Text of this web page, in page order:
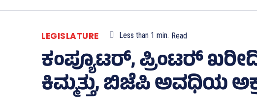
LEGISLATURE Less than 1 min. Read
ಕಂಪ್ಯೂಟರ್, ಪ್ರಿಂಟರ್‍‌
ಕಿಮ್ಮತ್ತು, ಬಿಜೆಪಿ ಅವಧಿಯ